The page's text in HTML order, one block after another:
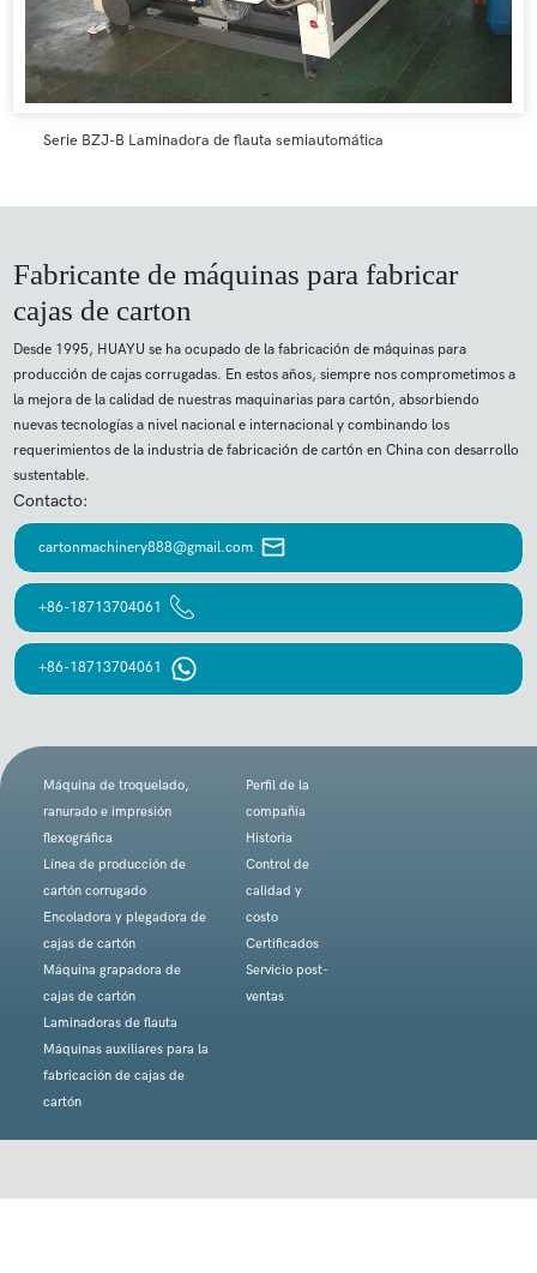
Serie BZJ-B Laminadora de flauta semiautomática
Fabricante de máquinas para fabricar
cajas de carton
Desde 1995, HUAYU se ha ocupado de la fabricación de máquinas para
producción de cajas corrugadas. En estos años, siempre nos comprometimos a
la mejora de la calidad de nuestras maquinarias para cartón, absorbiendo
nuevas tecnologías a nivel nacional e internacional y combinando los
requerimientos de la industria de fabricación de cartón en China con desarrollo
sustentable.
Contacto:
cartonmachinery888@gmail.com
+86-18713704061
+86-18713704061
Máquina de troquelado,
ranurado e impresión
flexográfica
Línea de producción de
cartón corrugado
Encoladora y plegadora de
cajas de cartón
Máquina grapadora de
cajas de cartón
Laminadoras de flauta
Máquinas auxiliares para la
fabricación de cajas de
cartón
Perfil de la
compañía
Historia
Control de
calidad y
costo
Certificados
Servicio post-
ventas